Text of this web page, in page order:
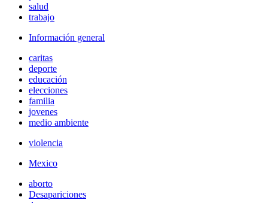
salud
trabajo
Información general
caritas
deporte
educación
elecciones
familia
jovenes
medio ambiente
violencia
Mexico
aborto
Desapariciones